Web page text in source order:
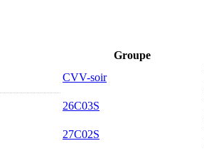
Groupe
CVV-soir
26C03S
27C02S